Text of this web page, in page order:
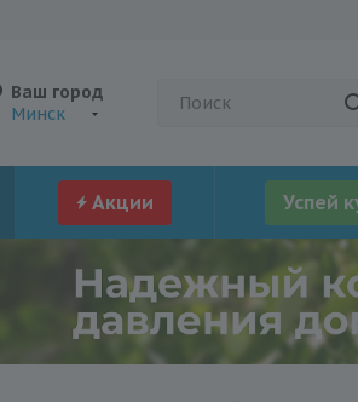
Ваш город
Минск
Акции Успей